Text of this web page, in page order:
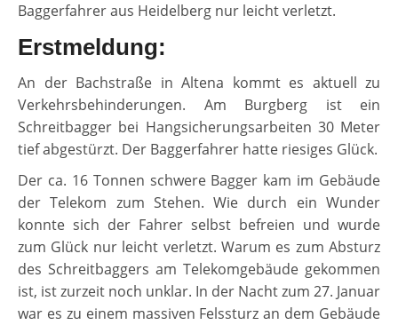
Baggerfahrer aus Heidelberg nur leicht verletzt.
Erstmeldung:
An der Bachstraße in Altena kommt es aktuell zu
Verkehrsbehinderungen. Am Burgberg ist ein
Schreitbagger bei Hangsicherungsarbeiten 30 Meter
tief abgestürzt. Der Baggerfahrer hatte riesiges Glück.
Der ca. 16 Tonnen schwere Bagger kam im Gebäude
der Telekom zum Stehen. Wie durch ein Wunder
konnte sich der Fahrer selbst befreien und wurde
zum Glück nur leicht verletzt. Warum es zum Absturz
des Schreitbaggers am Telekomgebäude gekommen
ist, ist zurzeit noch unklar. In der Nacht zum 27. Januar
war es zu einem massiven Felssturz an dem Gebäude